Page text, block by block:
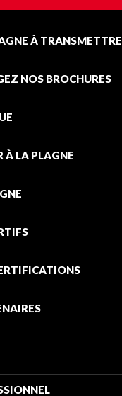
À TRANSMETTRE
NOS BROCHURES
À LA PLAGNE